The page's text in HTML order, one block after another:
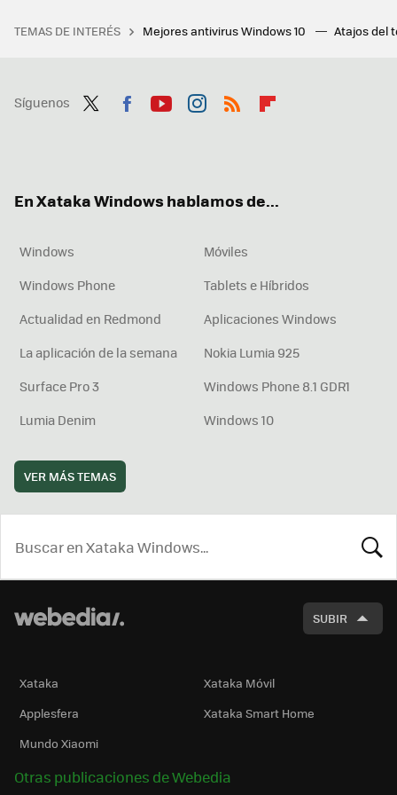
TEMAS DE INTERÉS Mejores antivirus Windows 10 Atajos del
Síguenos
En Xataka Windows hablamos de...
Windows
Móviles
Windows Phone
Tablets e Híbridos
Actualidad en Redmond
Aplicaciones Windows
La aplicación de la semana
Nokia Lumia 925
Surface Pro 3
Windows Phone 8.1 GDR1
Lumia Denim
Windows 10
VER MÁS TEMAS
SUBIR
Xataka
Xataka Móvil
Applesfera
Xataka Smart Home
Mundo Xiaomi
Otras publicaciones de Webedia